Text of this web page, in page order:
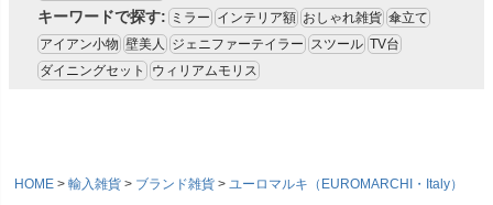
キーワードで探す: ミラー インテリア額 おしゃれ雑貨 傘立て
アイアン小物 壁美人 ジェニファーテイラー スツール TV台
ダイニングセット
ウィリアムモリス
HOME 輸入雑貨 ブランド雑貨
ユーロマルキ（EUROMARCHI・Italy）